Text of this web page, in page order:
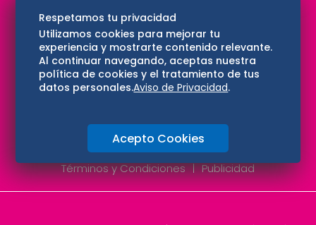
Edomex
Consultas
Hidalgo
Oaxaca
Aviso de privacidad
Directorio
Términos y Condiciones
Publicidad
Respetamos tu privacidad
Utilizamos cookies para mejorar tu
experiencia y mostrarte contenido relevante.
Al continuar navegando, aceptas nuestra
política de cookies y el tratamiento de tus
datos personales.Aviso de Privacidad.
Acepto Cookies